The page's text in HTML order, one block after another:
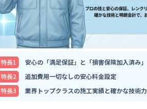
特⻑1
安心の「満足保証」と「損害保険加入済み」
特⻑2
追加費用一切なしの安心料金設定
特⻑3
業界トップクラスの施工実績と確かな技術力